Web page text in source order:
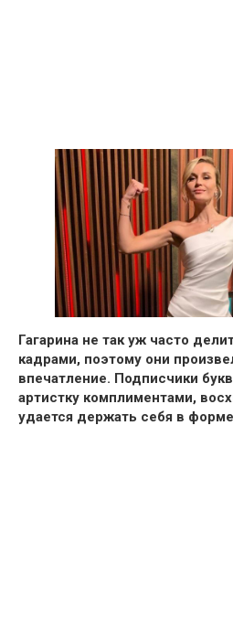
Гагарина не так уж часто
кадрами, поэтому они
впечатление. Подписчики
артистку комплиментами,
удается держать себя в